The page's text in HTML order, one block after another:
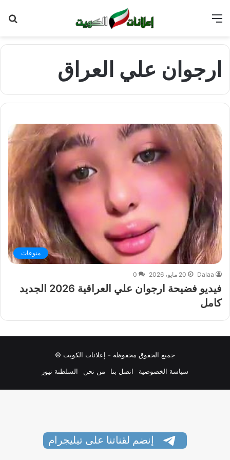
ارجوان علي العراق
منوعات
Dalaa 20 مايو، 2026 0
فيديو فضيحة ارجوان علي العراقية 2026 الجديد
كامل
جميع الحقوق محفوظة - إعلانات الكويت ©
سياسة الخصوصية
اتصل بنا من نحن السلطنة نيوز
إنضم لقناتنا على تيليجرام